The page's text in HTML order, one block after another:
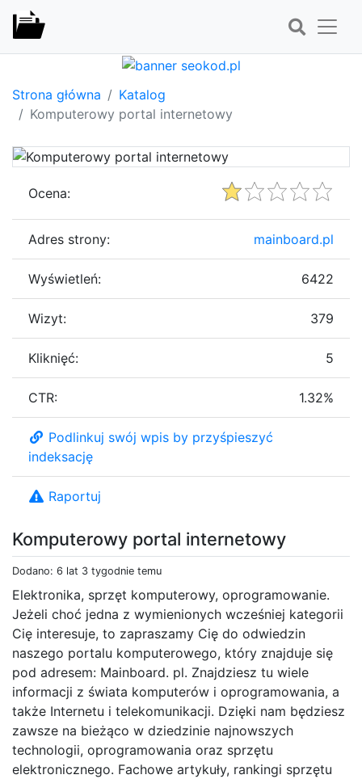
Strona główna
Katalog
Komputerowy portal internetowy
Komputerowy portal internetowy
Dodano: 6 lat 3 tygodnie temu
Elektronika, sprzęt komputerowy, oprogramowanie.
Jeżeli choć jedna z wymienionych wcześniej kategorii
Cię interesuje, to zapraszamy Cię do odwiedzin
naszego portalu komputerowego, który znajduje się
pod adresem: Mainboard. pl. Znajdziesz tu wiele
informacji z świata komputerów i oprogramowania, a
także Internetu i telekomunikacji. Dzięki nam będziesz
zawsze na bieżąco w dziedzinie najnowszych
technologii, oprogramowania oraz sprzętu
elektronicznego. Fachowe artykuły, rankingi sprzętu
Ocena:
Adres strony: mainboard.pl
Wyświetleń: 6422
Wizyt: 379
Kliknięć: 5
CTR: 1.32%
Podlinkuj swój wpis by przyśpieszyć
indeksację
Raportuj